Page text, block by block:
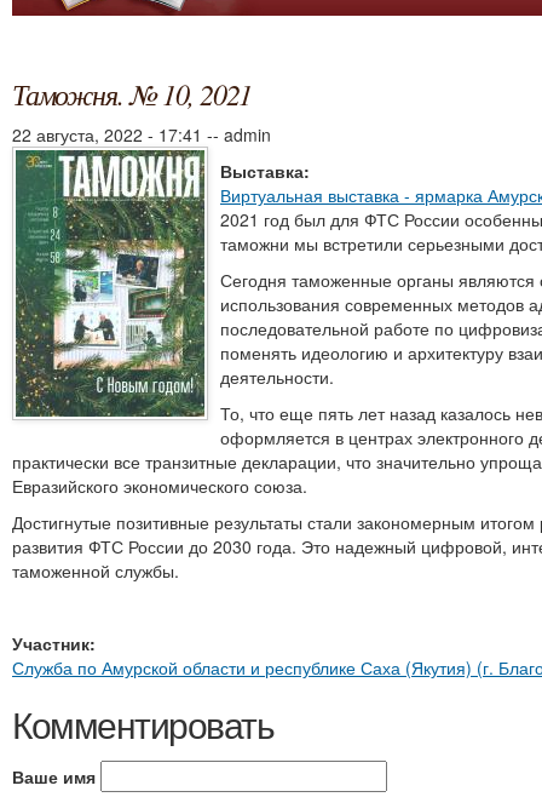
Таможня. № 10, 2021
22 августа, 2022 - 17:41 -- admin
Выставка:
Виртуальная выставка - ярмарка
2021 год был для ФТС России
таможни мы встретили серьезными
Сегодня таможенные органы являются
использования современных методов
последовательной работе по
поменять идеологию и архитектуру
деятельности.
То, что еще пять лет назад казалось
оформляется в центрах электронного
практически все транзитные декларации, что значительно
Евразийского экономического союза.
Достигнутые позитивные результаты стали закономерным
развития ФТС России до 2030 года. Это надежный цифровой,
таможенной службы.
Участник:
Служба по Амурской области и республике Саха (Якутия) (г.
Комментировать
Ваше имя